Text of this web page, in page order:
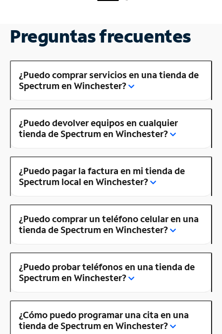
Preguntas frecuentes
¿Puedo comprar servicios en una tienda de
Spectrum en Winchester?
¿Puedo devolver equipos en cualquier
tienda de Spectrum en Winchester?
¿Puedo pagar la factura en mi tienda de
Spectrum local en Winchester?
¿Puedo comprar un teléfono celular en una
tienda de Spectrum en Winchester?
¿Puedo probar teléfonos en una tienda de
Spectrum en Winchester?
¿Cómo puedo programar una cita en una
tienda de Spectrum en Winchester?